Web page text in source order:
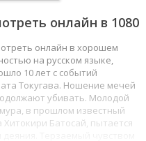
онлайн в 1080
онлайн в хорошем
на русском языке,
10 лет с событий
Токугава. Ношение мечей
убивать. Молодой
в прошлом известный
Батосай, пытается